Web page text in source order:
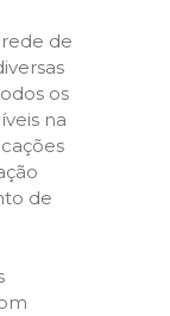
de
os
na
de